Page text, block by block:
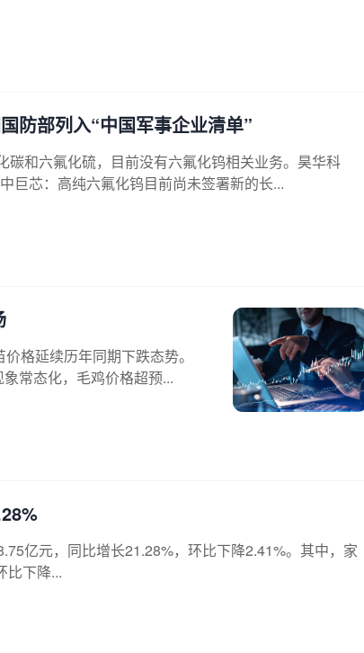
防部列入“中国军事企业清单”
碳和六氟化硫，目前没有六氟化钨相关业务。昊华科
巨芯：高纯六氟化钨目前尚未签署新的长...
格延续历年同期下跌态势。
常态化，毛鸡价格超预...
亿元，同比增长21.28%，环比下降2.41%。其中，家
比下降...